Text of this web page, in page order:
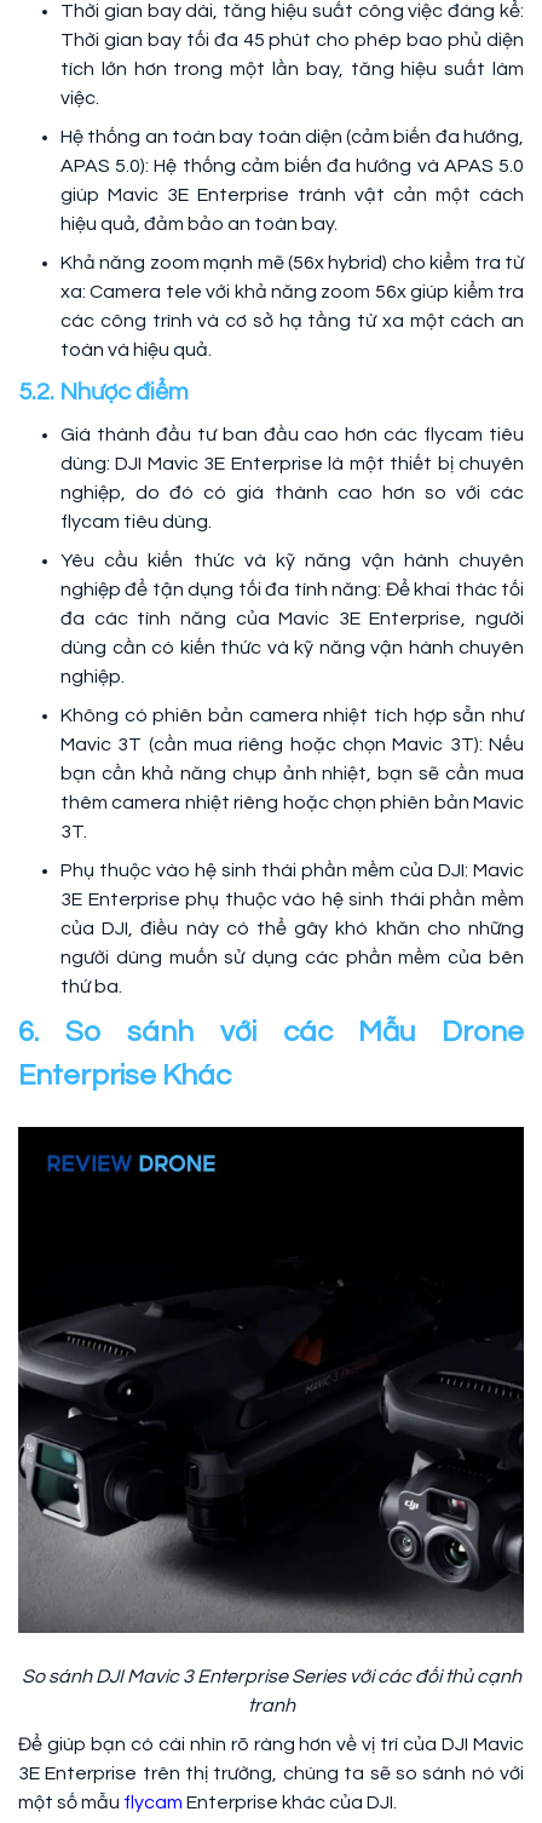
Thời gian bay dài, tăng hiệu suất công việc đáng kể:
Thời gian bay tối đa 45 phút cho phép bao phủ diện
tích lớn hơn trong một lần bay, tăng hiệu suất làm
việc.
Hệ thống an toàn bay toàn diện (cảm biến đa hướng,
APAS 5.0): Hệ thống cảm biến đa hướng và APAS 5.0
giúp Mavic 3E Enterprise tránh vật cản một cách
hiệu quả, đảm bảo an toàn bay.
Khả năng zoom mạnh mẽ (56x hybrid) cho kiểm tra từ
xa: Camera tele với khả năng zoom 56x giúp kiểm tra
các công trình và cơ sở hạ tầng từ xa một cách an
toàn và hiệu quả.
5.2. Nhược điểm
Giá thành đầu tư ban đầu cao hơn các flycam tiêu
dùng: DJI Mavic 3E Enterprise là một thiết bị chuyên
nghiệp, do đó có giá thành cao hơn so với các
flycam tiêu dùng.
Yêu cầu kiến thức và kỹ năng vận hành chuyên
nghiệp để tận dụng tối đa tính năng: Để khai thác tối
đa các tính năng của Mavic 3E Enterprise, người
dùng cần có kiến thức và kỹ năng vận hành chuyên
nghiệp.
Không có phiên bản camera nhiệt tích hợp sẵn như
Mavic 3T (cần mua riêng hoặc chọn Mavic 3T): Nếu
bạn cần khả năng chụp ảnh nhiệt, bạn sẽ cần mua
thêm camera nhiệt riêng hoặc chọn phiên bản Mavic
3T.
Phụ thuộc vào hệ sinh thái phần mềm của DJI: Mavic
3E Enterprise phụ thuộc vào hệ sinh thái phần mềm
của DJI, điều này có thể gây khó khăn cho những
người dùng muốn sử dụng các phần mềm của bên
thứ ba.
6. So sánh với các Mẫu Drone
Enterprise Khác
So sánh DJI Mavic 3 Enterprise Series với các đối thủ cạnh
tranh
Để giúp bạn có cái nhìn rõ ràng hơn về vị trí của DJI Mavic
3E Enterprise trên thị trường, chúng ta sẽ so sánh nó với
một số mẫu flycam Enterprise khác của DJI.